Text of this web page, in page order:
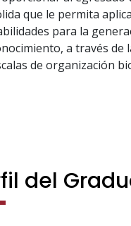
que le permita
para la
a través de
de organización
del